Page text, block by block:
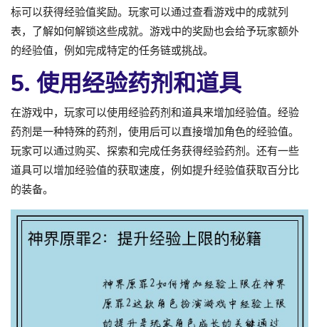
标可以获得经验值奖励。玩家可以通过查看游戏中的成就列
表，了解如何解锁这些成就。游戏中的奖励也会给予玩家额外
的经验值，例如完成特定的任务链或挑战。
5. 使用经验药剂和道具
在游戏中，玩家可以使用经验药剂和道具来增加经验值。经验
药剂是一种特殊的药剂，使用后可以直接增加角色的经验值。
玩家可以通过购买、探索和完成任务获得经验药剂。还有一些
道具可以增加经验值的获取速度，例如提升经验值获取百分比
的装备。